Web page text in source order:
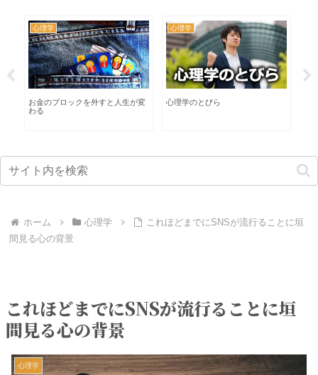
心理学
お金のブロックを外すと人生が変
わる
心理学
心理学のとびら
ホーム 心理学
これほどまでにSNSが流行ることに垣
間見る心の背景
これほどまでにSNSが流行ることに垣
間見る心の背景
心理学